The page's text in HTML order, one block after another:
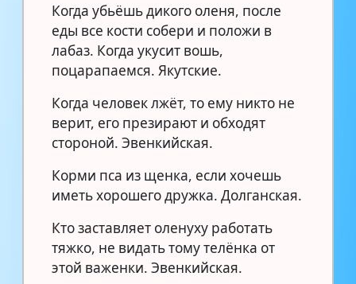
Когда убьёшь дикого оленя, после
еды все кости собери и положи в
лабаз. Когда укусит вошь,
поцарапаемся. Якутские.
Когда человек лжёт, то ему никто не
верит, его презирают и обходят
стороной. Эвенкийская.
Корми пса из щенка, если хочешь
иметь хорошего дружка. Долганская.
Кто заставляет оленуху работать
тяжко, не видать тому телёнка от
этой важенки. Эвенкийская.